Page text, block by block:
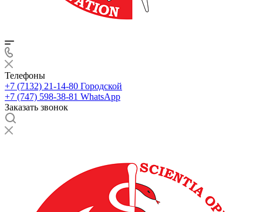
Телефоны
+7 (7132) 21-14-80 Городской
+7 (747) 598-38-81 WhatsApp
Заказать звонок